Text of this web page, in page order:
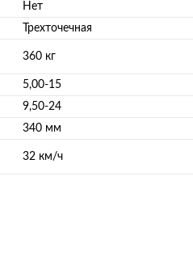
Нет
Трехточечная
360 кг
5,00-15
9,50-24
340 мм
32 км/ч